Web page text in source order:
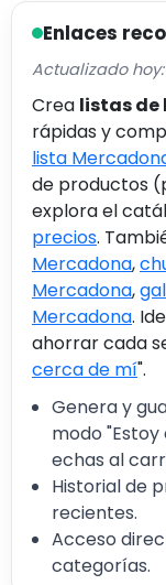
Enlaces
Actualizado
Crea listas de
rápidas y
lista
de productos
explora el
precios.
Mercadona,
Mercadona,
Mercadona.
ahorrar cada
cerca de mí".
Genera y
modo
echas al
Historial de
recientes.
Acceso
categorías.